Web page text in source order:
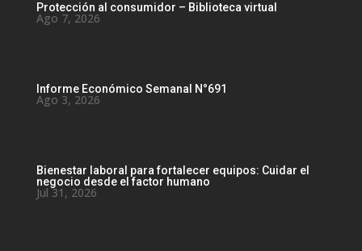
Protección al consumidor – Biblioteca virtual
Ago 7, 2026
Informe Económico Semanal N°691
Ago 3, 2026
Bienestar laboral para fortalecer equipos: Cuidar el
negocio desde el factor humano
Jul 31, 2026